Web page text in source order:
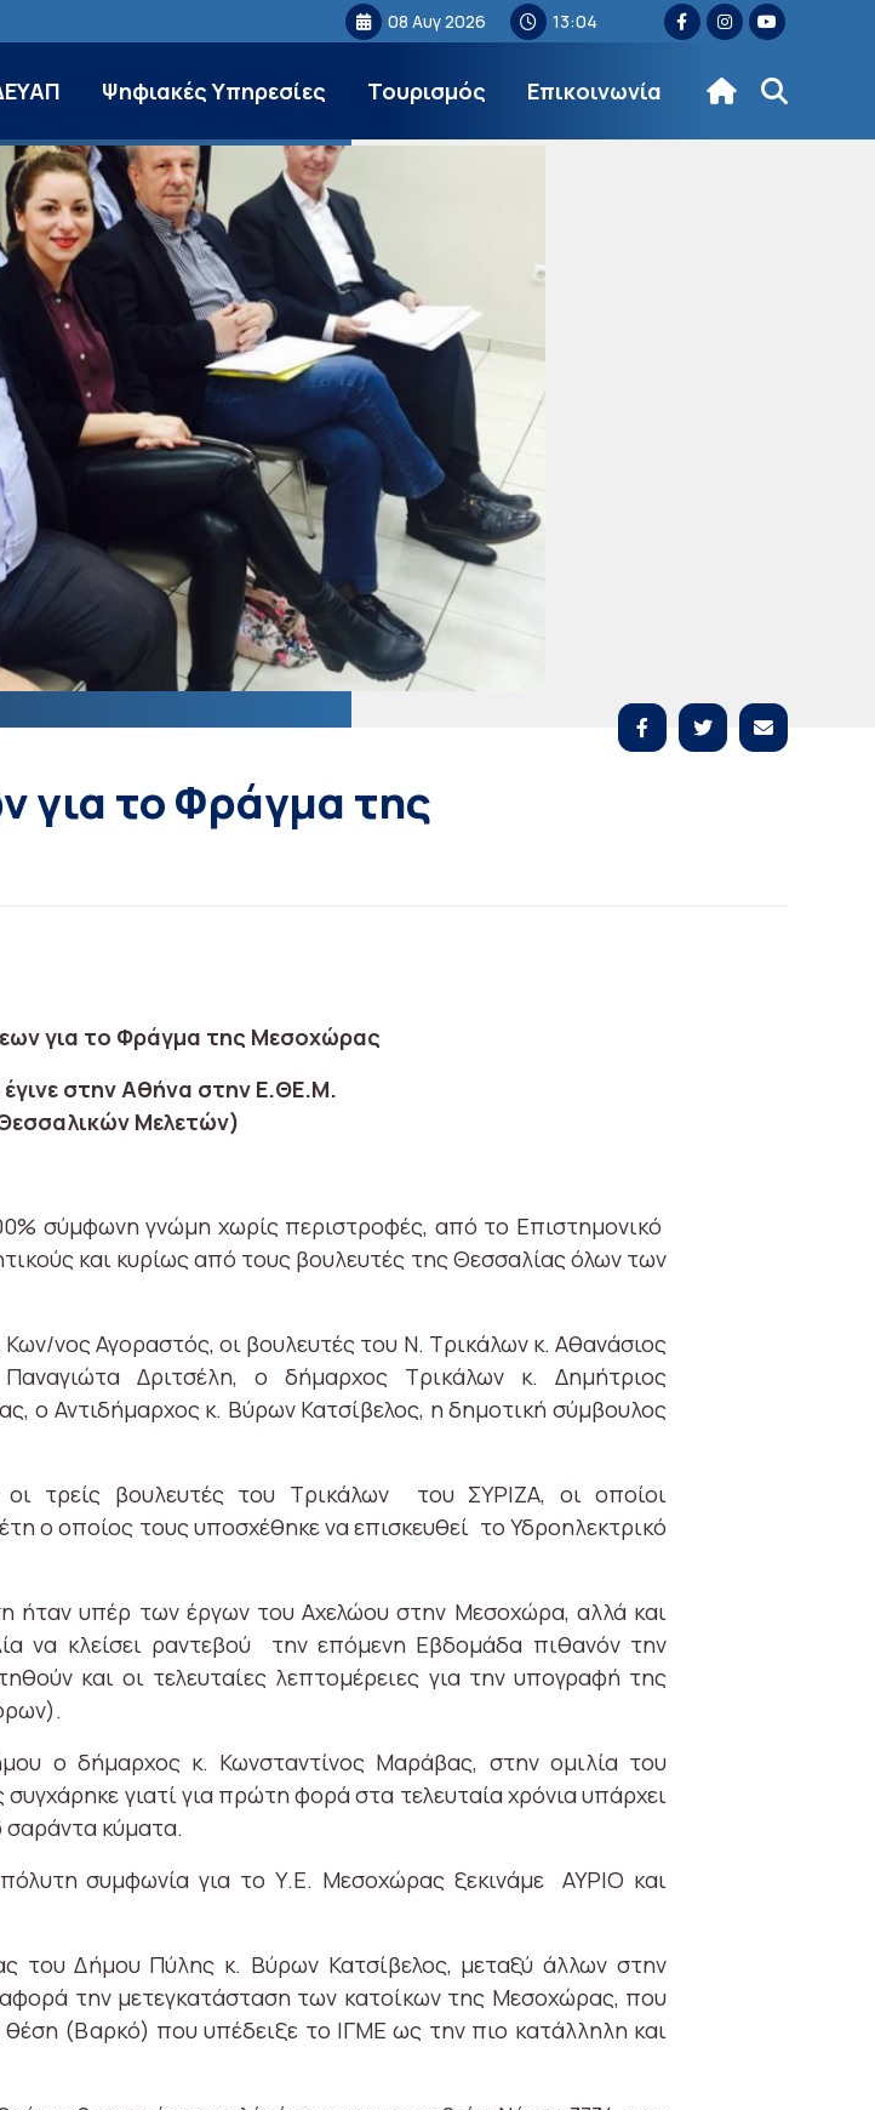
08 Αυγ 2026 13:04
Ψηφιακές Υπηρεσίες Τουρισμός Επικοινωνία
για το Φράγμα της
για το Φράγμα της Μεσοχώρας
στην Αθήνα στην Ε.ΘΕ.Μ.
Μελετών)
σύμφωνη γνώμη χωρίς περιστροφές, από το Επιστημονικό
και κυρίως από τους βουλευτές της Θεσσαλίας όλων των
νος Αγοραστός, οι βουλευτές του Ν. Τρικάλων κ. Αθανάσιος
Δριτσέλη, ο δήμαρχος Τρικάλων κ. Δημήτριος
ο Αντιδήμαρχος κ. Βύρων Κατσίβελος, η δημοτική σύμβουλος
τρείς βουλευτές του Τρικάλων του ΣΥΡΙΖΑ, οι οποίοι
ο οποίος τους υποσχέθηκε να επισκευθεί το Υδροηλεκτρικό
υπέρ των έργων του Αχελώου στην Μεσοχώρα, αλλά και
να κλείσει ραντεβού την επόμενη Εβδομάδα πιθανόν την
και οι τελευταίες λεπτομέρειες για την υπογραφή της
ο δήμαρχος κ. Κωνσταντίνος Μαράβας, στην ομιλία του
γιατί για πρώτη φορά στα τελευταία χρόνια υπάρχει
κύματα.
συμφωνία για το Υ.Ε. Μεσοχώρας ξεκινάμε ΑΥΡΙΟ και
του Δήμου Πύλης κ. Βύρων Κατσίβελος, μεταξύ άλλων στην
την μετεγκατάσταση των κατοίκων της Μεσοχώρας, που
θέση (Βαρκό) που υπέδειξε το ΙΓΜΕ ως την πιο κατάλληλη και